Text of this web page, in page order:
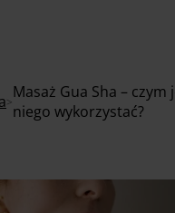
Masaż Gua Sha –
niego wykorzystać?